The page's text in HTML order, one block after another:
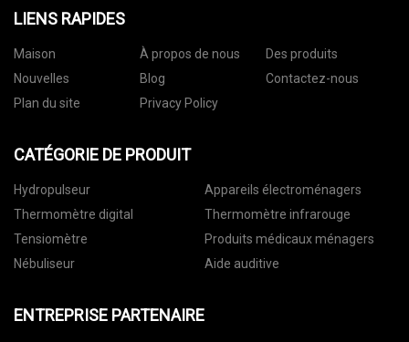
LIENS RAPIDES
Maison À propos de nous
Des produits
Nouvelles
Blog
Contactez-nous
Plan du site
Privacy Policy
CATÉGORIE DE PRODUIT
Hydropulseur
Appareils électroménagers
Thermomètre digital
Thermomètre infrarouge
Tensiomètre
Produits médicaux ménagers
Nébuliseur
Aide auditive
ENTREPRISE PARTENAIRE